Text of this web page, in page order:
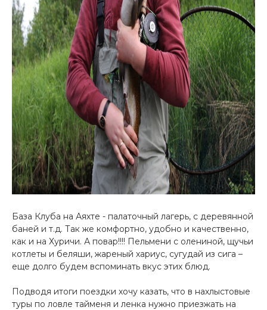
База Клуба на Аяхте - палаточный лагерь, с деревянной
баней и т.д. Так же комфортно, удобно и качественно,
как и на Хуричи. А повар!!!! Пельмени с олениной, щучьи
котлеты и беляши, жареный хариус, сугудай из сига –
еще долго будем вспоминать вкус этих блюд.
Подводя итоги поездки хочу казать, что в нахлыстовые
туры по ловле тайменя и ленка нужно приезжать на